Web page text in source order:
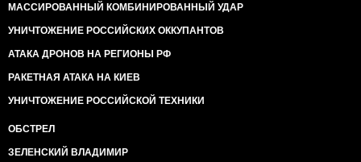
МАССИРОВАННЫЙ КОМБИНИРОВАННЫЙ УДАР
УНИЧТОЖЕНИЕ РОССИЙСКИХ ОККУПАНТОВ
АТАКА ДРОНОВ НА РЕГИОНЫ РФ
РАКЕТНАЯ АТАКА НА КИЕВ
УНИЧТОЖЕНИЕ РОССИЙСКОЙ ТЕХНИКИ
ОБСТРЕЛ
ЗЕЛЕНСКИЙ ВЛАДИМИР